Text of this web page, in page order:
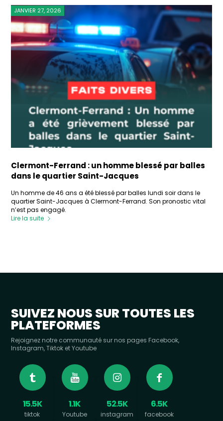
Clermont-Ferrand : un homme blessé par balles
dans le quartier Saint-Jacques
JANVIER 27, 2026
Un homme de 46 ans a été blessé par balles lundi soir dans le
quartier Saint-Jacques à Clermont-Ferrand. Son pronostic vital
n’est pas engagé.
Lire la suite
SUIVEZ NOUS SUR TOUTES LES
PLATEFORMES
Rejoignez notre communauté sur nos pages Facebook,
Instagram, Tiktok et Youtube
15.5K
tiktok
1.1K
Youtube
52.5K
instagram
6.5K
facebook